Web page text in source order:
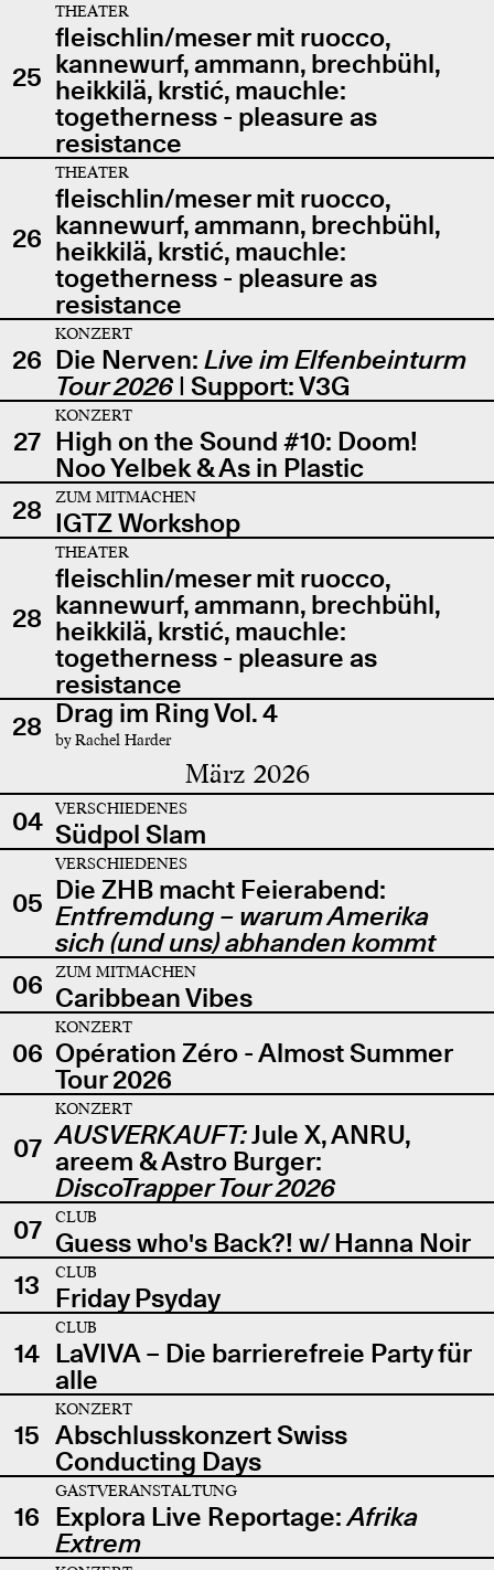
25
THEATER
fleischlin/meser mit ruocco,
kannewurf, ammann, brechbühl,
heikkilä, krstić, mauchle:
togetherness - pleasure as
resistance
26
THEATER
fleischlin/meser mit ruocco,
kannewurf, ammann, brechbühl,
heikkilä, krstić, mauchle:
togetherness - pleasure as
resistance
26
KONZERT
Die Nerven: Live im Elfenbeinturm
Tour 2026| Support: V3G
27
KONZERT
High on the Sound #10: Doom!
Noo Yelbek & As in Plastic
28
ZUM MITMACHEN
IGTZ Workshop
28
THEATER
fleischlin/meser mit ruocco,
kannewurf, ammann, brechbühl,
heikkilä, krstić, mauchle:
togetherness - pleasure as
resistance
28 Drag im Ring Vol. 4
by Rachel Harder
März 2026
04 VERSCHIEDENES
Südpol Slam
05
VERSCHIEDENES
Die ZHB macht Feierabend:
Entfremdung – warum Amerika
sich (und uns) abhanden kommt
06
ZUM MITMACHEN
Caribbean Vibes
06
KONZERT
Opération Zéro - Almost Summer
Tour 2026
07
KONZERT
AUSVERKAUFT:Jule X, ANRU,
areem & Astro Burger:
DiscoTrapper Tour 2026
07
CLUB
Guess who's Back?! w/ Hanna Noir
13
CLUB
Friday Psyday
14
CLUB
LaVIVA – Die barrierefreie Party für
alle
15
KONZERT
Abschlusskonzert Swiss
Conducting Days
16
GASTVERANSTALTUNG
Explora Live Reportage:Afrika
Extrem